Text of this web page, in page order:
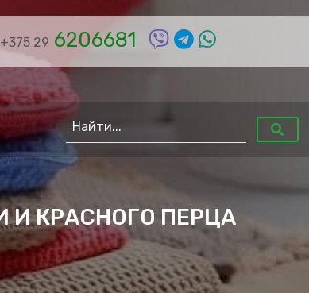
+375 29 6206681
КРАСНОГО ПЕРЦА